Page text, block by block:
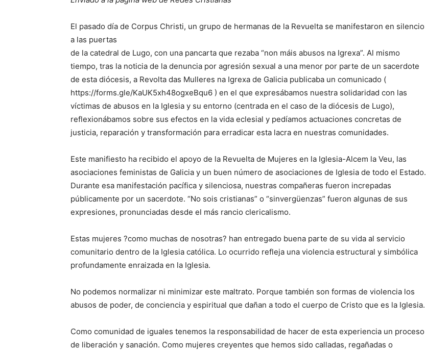
El pasado día de Corpus Christi, un grupo de hermanas de la Revuelta se manifestaron en silencio
a las puertas
de la catedral de Lugo, con una pancarta que rezaba “non máis abusos na Igrexa”. Al mismo
tiempo, tras la noticia de la denuncia por agresión sexual a una menor por parte de un sacerdote
de esta diócesis, a Revolta das Mulleres na Igrexa de Galicia publicaba un comunicado (
https://forms.gle/KaUK5xh48ogxeBqu6 ) en el que expresábamos nuestra solidaridad con las
víctimas de abusos en la Iglesia y su entorno (centrada en el caso de la diócesis de Lugo),
reflexionábamos sobre sus efectos en la vida eclesial y pedíamos actuaciones concretas de
justicia, reparación y transformación para erradicar esta lacra en nuestras comunidades.
Este manifiesto ha recibido el apoyo de la Revuelta de Mujeres en la Iglesia-Alcem la Veu, las
asociaciones feministas de Galicia y un buen número de asociaciones de Iglesia de todo el Estado.
Durante esa manifestación pacífica y silenciosa, nuestras compañeras fueron increpadas
públicamente por un sacerdote. “No sois cristianas” o “sinvergüenzas” fueron algunas de sus
expresiones, pronunciadas desde el más rancio clericalismo.
Estas mujeres ?como muchas de nosotras? han entregado buena parte de su vida al servicio
comunitario dentro de la Iglesia católica. Lo ocurrido refleja una violencia estructural y simbólica
profundamente enraizada en la Iglesia.
No podemos normalizar ni minimizar este maltrato. Porque también son formas de violencia los
abusos de poder, de conciencia y espiritual que dañan a todo el cuerpo de Cristo que es la Iglesia.
Como comunidad de iguales tenemos la responsabilidad de hacer de esta experiencia un proceso
de liberación y sanación. Como mujeres creyentes que hemos sido calladas, regañadas o